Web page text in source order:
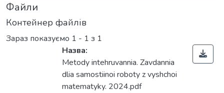
Файли
Контейнер файлів
Зараз показуємо 1 - 1 з 1
Назва:
Metody intehruvannia. Zavdannia
dlia samostiinoi roboty z vyshchoi
matematyky. 2024.pdf